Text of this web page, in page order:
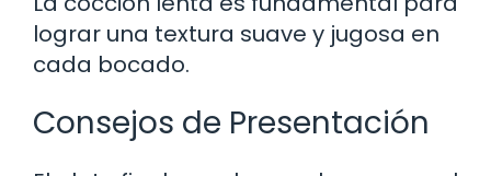
lograr una textura suave y jugosa en
cada bocado.
Consejos de Presentación